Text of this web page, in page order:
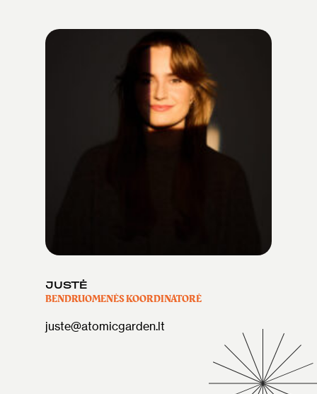
JUSTĖ
BENDRUOMENĖS KOORDINATORĖ
juste@atomicgarden.lt